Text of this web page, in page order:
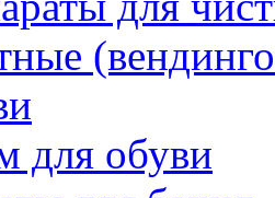
для обуви